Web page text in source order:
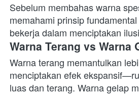
Sebelum membahas warna
memahami prinsip
bekerja dalam menciptakan
Warna Terang vs Warna
Warna terang memantulkan
menciptakan efek
luas dan terang. Warna gelap